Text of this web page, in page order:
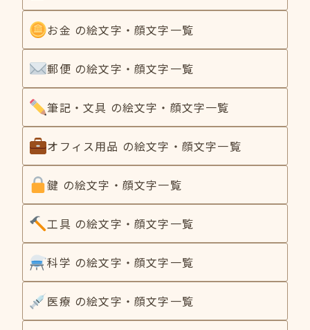
お金 の絵文字・顔文字一覧
郵便 の絵文字・顔文字一覧
筆記・文具 の絵文字・顔文字一覧
オフィス用品 の絵文字・顔文字一覧
鍵 の絵文字・顔文字一覧
工具 の絵文字・顔文字一覧
科学 の絵文字・顔文字一覧
医療 の絵文字・顔文字一覧